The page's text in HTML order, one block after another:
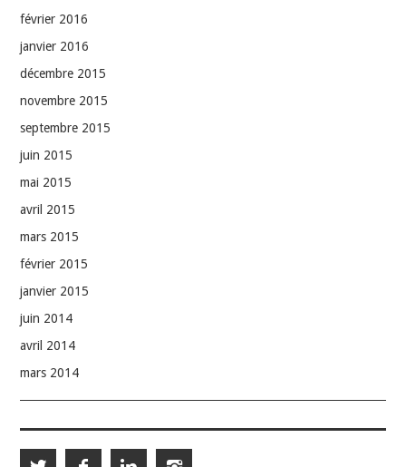
février 2016
janvier 2016
décembre 2015
novembre 2015
septembre 2015
juin 2015
mai 2015
avril 2015
mars 2015
février 2015
janvier 2015
juin 2014
avril 2014
mars 2014